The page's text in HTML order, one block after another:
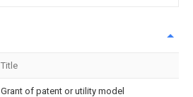
Title
Grant of patent or utility model